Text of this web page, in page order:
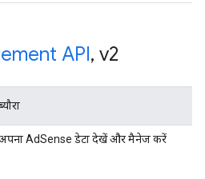
API, v2
AdSense डेटा देखें और मैनेज करें